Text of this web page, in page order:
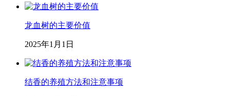
龙血树的主要价值
2025年1月1日
结香的养殖方法和注意事项